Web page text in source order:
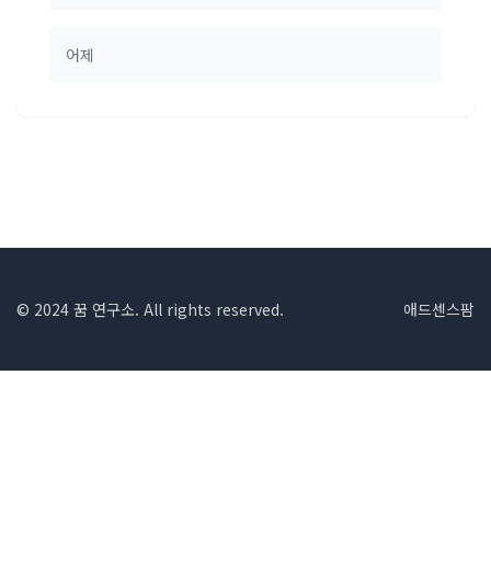
어제
© 2024 꿈 연구소. All rights reserved. 애드센스팜